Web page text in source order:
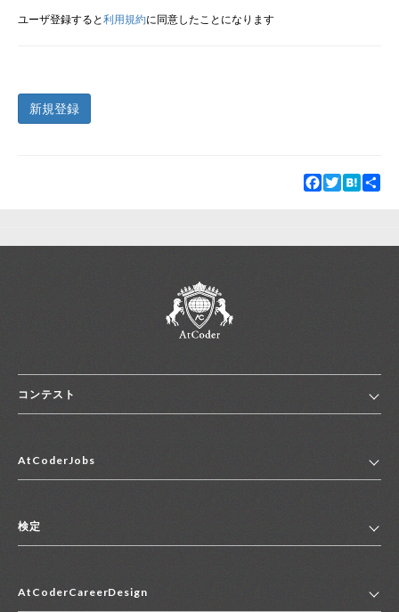
ユーザ登録すると利用規約に同意したことになります
新規登録
Facebook
TwitterHatena
コンテスト
コンテスト一覧
便利リンク集
AtCoderJobs
2027年新卒採用求人一覧
中途採用求人一覧
検定
マイページ
AtCoderCareerDesign